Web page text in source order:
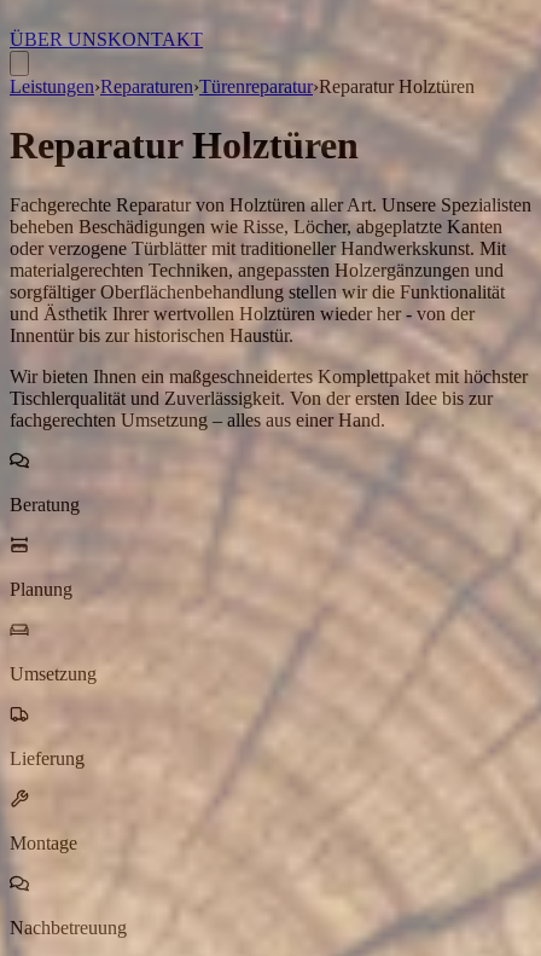
ÜBER UNSKONTAKT
Leistungen›Reparaturen›Türenreparatur›Reparatur Holztüren
Reparatur Holztüren
Fachgerechte Reparatur von Holztüren aller Art. Unsere Spezialisten
beheben Beschädigungen wie Risse, Löcher, abgeplatzte Kanten
oder verzogene Türblätter mit traditioneller Handwerkskunst. Mit
materialgerechten Techniken, angepassten Holzergänzungen und
sorgfältiger Oberflächenbehandlung stellen wir die Funktionalität
und Ästhetik Ihrer wertvollen Holztüren wieder her - von der
Innentür bis zur historischen Haustür.
Wir bieten Ihnen ein maßgeschneidertes Komplettpaket mit höchster
Tischlerqualität und Zuverlässigkeit. Von der ersten Idee bis zur
fachgerechten Umsetzung – alles aus einer Hand.
Beratung
Planung
Umsetzung
Lieferung
Montage
Nachbetreuung